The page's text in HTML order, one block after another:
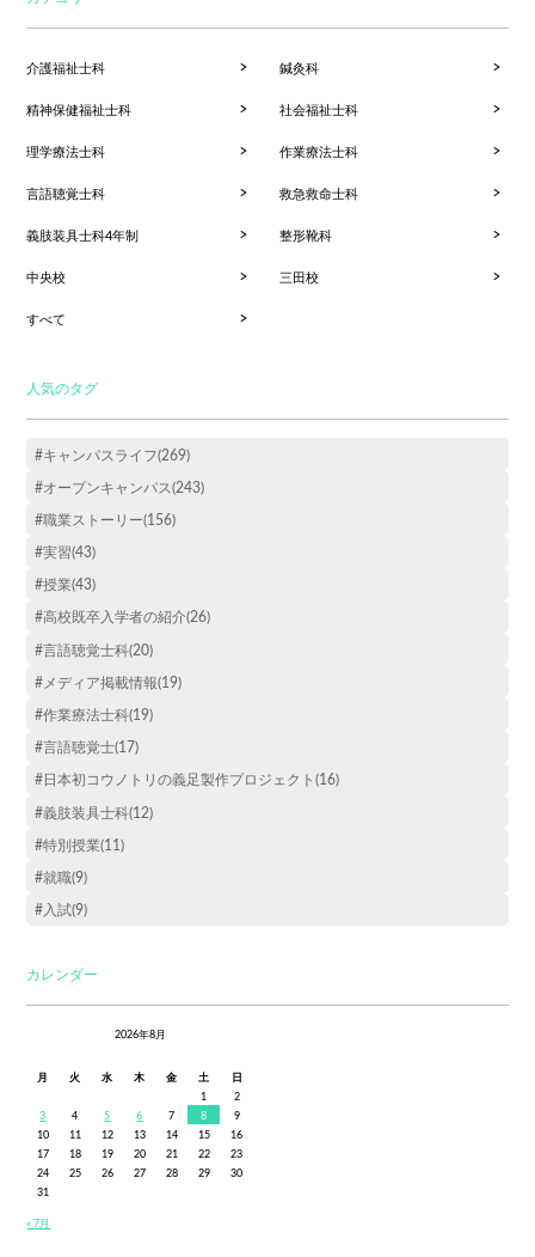
介護福祉士科 鍼灸科
精神保健福祉士科 社会福祉士科
理学療法士科 作業療法士科
言語聴覚士科 救急救命士科
義肢装具士科4年制 整形靴科
中央校 三田校
すべて
人気のタグ
#キャンパスライフ(269)
#オープンキャンパス(243)
#職業ストーリー(156)
#実習(43)
#授業(43)
#高校既卒入学者の紹介(26)
#言語聴覚士科(20)
#メディア掲載情報(19)
#作業療法士科(19)
#言語聴覚士(17)
#日本初コウノトリの義足製作プロジェクト(16)
#義肢装具士科(12)
#特別授業(11)
#就職(9)
#入試(9)
カレンダー
2026年8月
月 火 水 木 金 土
日
1
2
3
4 5 6 7 8
9
10
11 12 13 14 15
16
17
18 19 20 21 22
23
24
25 26 27 28 29
30
31
« 7月